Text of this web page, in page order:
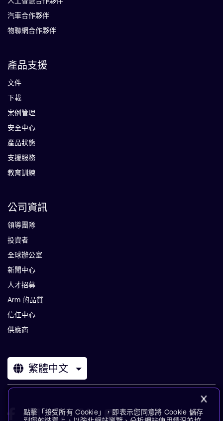
汽車合作夥伴
物聯網合作夥伴
產品支援
文件
下載
案例管理
安全中心
產品狀態
支援服務
教育訓練
公司資訊
領導團隊
投資者
全球辦公室
新聞中心
人才招募
Arm 的品質
信任中心
供應商
繁體中文
點擊「接受所有 Cookie」，即表示您同意將 Cookie 儲存